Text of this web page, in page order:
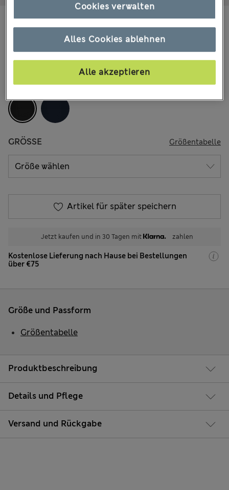
158 Bewertungen
€29,00 Alle Preise enthalten Steuern und Abgaben
Zwei kaufen, 20 % sparen
FARBE: Schwarz
GRÖSSE Größentabelle
Artikel für später speichern
Jetzt kaufen und in 30 Tagen mit zahlen
Kostenlose Lieferung nach Hause bei Bestellungen
über €75
Produktbeschreibung
Details und Pflege
Versand und Rückgabe
Größe und Passform
Größentabelle
Alles Cookies ablehnen
Alle akzeptieren
Cookies verwalten